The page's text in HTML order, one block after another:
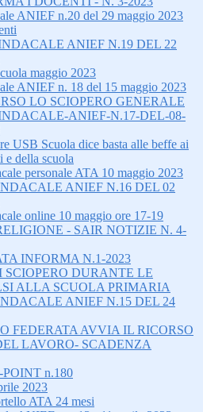
ANIEF n.20 del 29 maggio 2023
ANIEF N.19 DEL 22
maggio 2023
ANIEF n. 18 del 15 maggio 2023
LO SCIOPERO GENERALE
ANIEF-N.17-DEL-08-
USB Scuola dice basta alle beffe ai
e della scuola
personale ATA 10 maggio 2023
ANIEF N.16 DEL 02
online 10 maggio ore 17-19
- SAIR NOTIZIE N. 4-
INFORMA N.1-2023
DURANTE LE
ALLA SCUOLA PRIMARIA
ANIEF N.15 DEL 24
FEDERATA AVVIA IL RICORSO
LAVORO- SCADENZA
n.180
2023
ATA 24 mesi